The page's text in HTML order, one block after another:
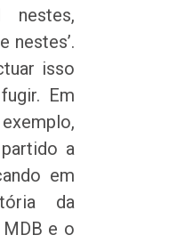
nestes,
nestes’.
isso
Em
a
em
da
e o